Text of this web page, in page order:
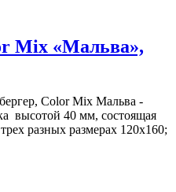
Mix «Мальва»,
Color Mix Мальва -
высотой 40 мм, состоящая
разных размерах 120х160;